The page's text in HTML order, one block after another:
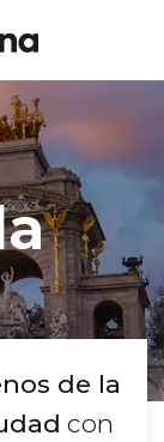
de la
con